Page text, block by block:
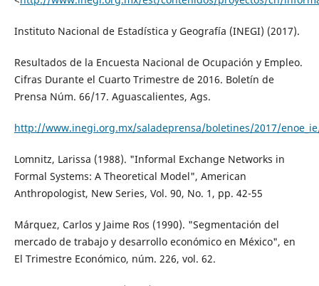
Instituto Nacional de Estadística y Geografía (INEGI) (2017).
Resultados de la Encuesta Nacional de Ocupación y Empleo.
Cifras Durante el Cuarto Trimestre de 2016. Boletín de
Prensa Núm. 66/17. Aguascalientes, Ags.
http://www.inegi.org.mx/saladeprensa/boletines/2017/
Lomnitz, Larissa (1988). "Informal Exchange Networks in
Formal Systems: A Theoretical Model", American
Anthropologist, New Series, Vol. 90, No. 1, pp. 42-55
Márquez, Carlos y Jaime Ros (1990). "Segmentación del
mercado de trabajo y desarrollo económico en México", en
El Trimestre Económico, núm. 226, vol. 62.